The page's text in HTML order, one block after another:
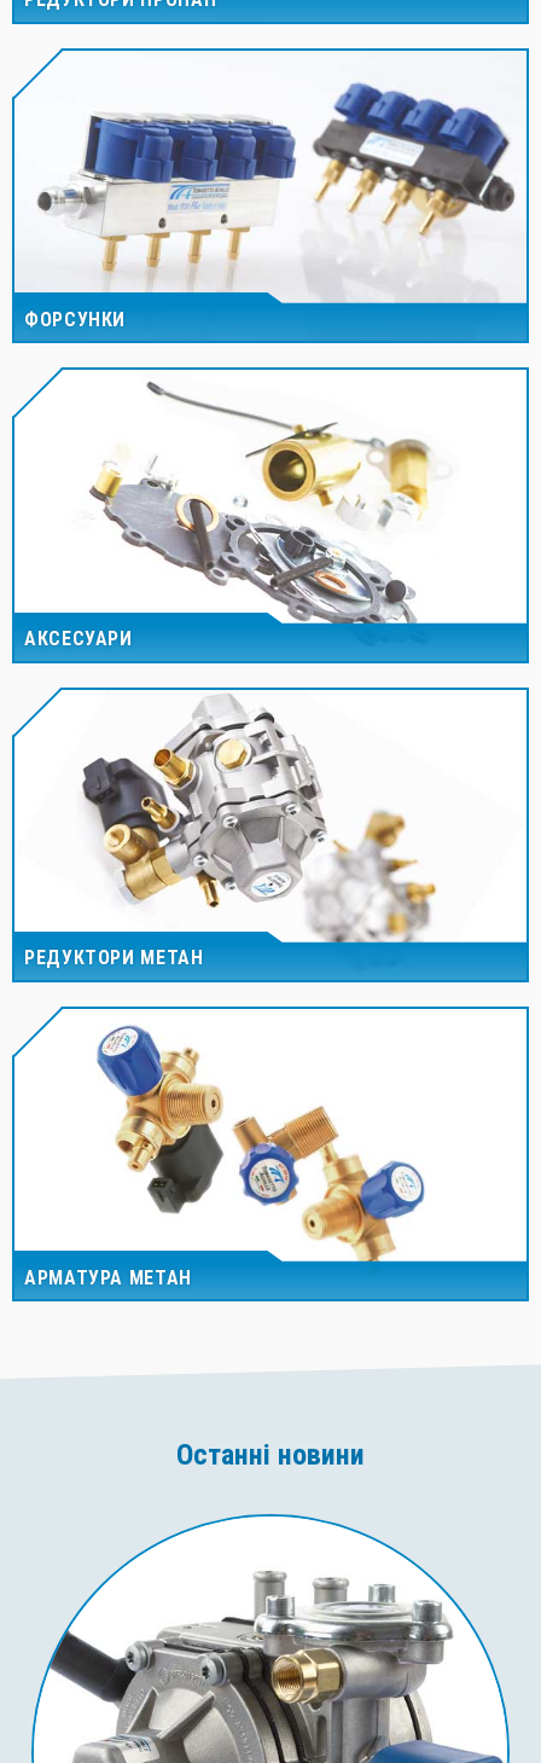
ФОРСУНКИ
АКСЕСУАРИ
РЕДУКТОРИ МЕТАН
АРМАТУРА МЕТАН
Останні новини